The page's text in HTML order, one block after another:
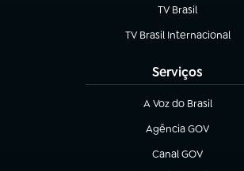
TV Brasil
(abre em nova aba)
TV Brasil Internacional
(abre em nova aba)
Serviços
A Voz do Brasil
(abre em nova aba)
Agência GOV
(abre em nova aba)
Canal GOV
(abre em nova aba)